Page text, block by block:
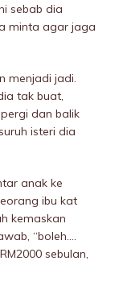
sebab dia
minta agar jaga
menjadi jadi.
tak buat,
dan balik
isteri dia
anak ke
ibu kat
kemaskan
“boleh….
sebulan,